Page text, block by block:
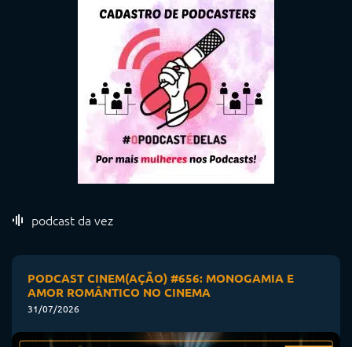
podcast da vez
PODCAST CINEM(AÇÃO) #656: MONOGAMIA E
AMOR ROMÂNTICO NO CINEMA
31/07/2026